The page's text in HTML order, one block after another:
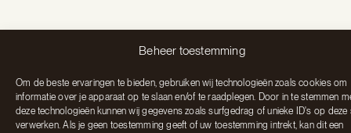
Beheer toestemming
Om de beste ervaringen te bieden, gebruiken wij technologieën zoals cookies om
informatie over je apparaat op te slaan en/of te raadplegen. Door in te stemmen
deze technologieën kunnen wij gegevens zoals surfgedrag of unieke ID's op deze
verwerken. Als je geen toestemming geeft of uw toestemming intrekt, kan dit een